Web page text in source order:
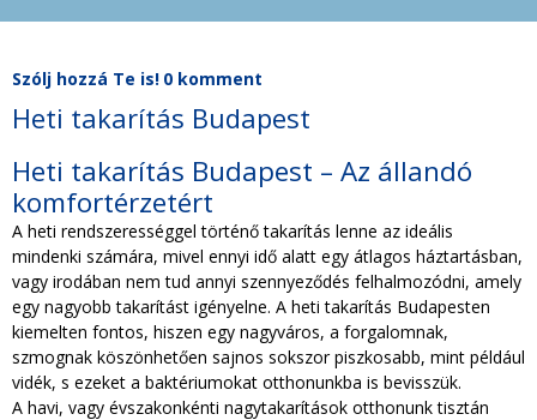
TAKARÍTÁS MAGÁNSZEMÉLYEKNEK
TAKARÍTÁS CÉGEKNEK
TAKARÍTÁSI INTÉZMÉNYEKNEK
Szólj hozzá Te is! 0 komment
Heti takarítás Budapest
Heti takarítás Budapest – Az állandó
komfortérzetért
A heti rendszerességgel történő takarítás lenne az ideális
mindenki számára, mivel ennyi idő alatt egy átlagos háztartásban,
vagy irodában nem tud annyi szennyeződés felhalmozódni, amely
egy nagyobb takarítást igényelne. A heti takarítás Budapesten
kiemelten fontos, hiszen egy nagyváros, a forgalomnak,
szmognak köszönhetően sajnos sokszor piszkosabb, mint például
vidék, s ezeket a baktériumokat otthonunkba is bevisszük.
A havi, vagy évszakonkénti nagytakarítások otthonunk tisztán